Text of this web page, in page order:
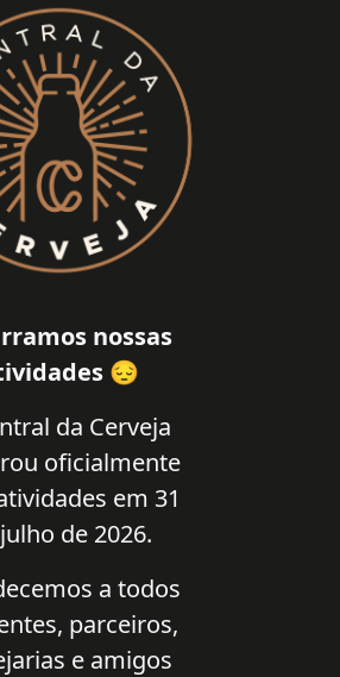
nossas
😔
da Cerveja
oficialmente
em 31
de 2026.
a todos
parceiros,
e amigos